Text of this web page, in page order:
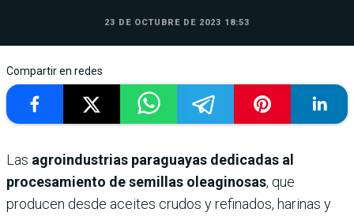
23 DE OCTUBRE DE 2023 18:53
Compartir en redes
Las agroindustrias paraguayas dedicadas al
procesamiento de semillas oleaginosas, que
producen desde aceites crudos y refinados, harinas y